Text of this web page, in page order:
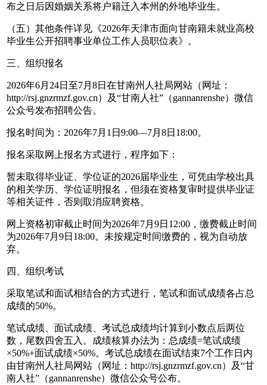
布之日后因婚姻关系将户籍迁入本州的外地毕业生。
（五）其他条件详见《2026年天津市面向甘南籍未就业高校
毕业生公开招聘事业单位工作人员职位表》。
三、组织报名
2026年6月24日至7月8日在甘南州人社局网站（网址：
http://rsj.gnzrmzf.gov.cn）及“甘南人社”（gannanrenshe）微信
公众号发布招聘公告。
报名时间为：2026年7月1日9:00—7月8日18:00。
报名采取网上报名方式进行，程序如下：
暂未取得毕业证、学位证的2026届毕业生，可凭由学校出具
的相关学历、学位证明报名，但须在资格复审时提供毕业证
等相关证件，否则取消应聘资格。
网上资格初审截止时间为2026年7月9日12:00，缴费截止时间
为2026年7月9日18:00。未按规定时间缴费的，视为自动放
弃。
四、组织考试
采取笔试和面试相结合的方式进行，笔试和面试成绩各占总
成绩的50%。
笔试成绩、面试成绩、考试总成绩均计算到小数点后两位
数，尾数四舍五入。成绩核算办法为：总成绩=笔试成绩
×50%+面试成绩×50%。考试总成绩在面试结束7个工作日内
由甘南州人社局网站（网址：http://rsj.gnzrmzf.gov.cn）及“甘
南人社”（gannanrenshe）微信公众号公布。